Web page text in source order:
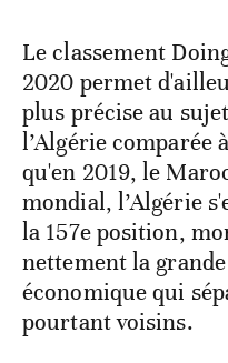
Le classement
2020 permet
plus précise au
l’Algérie comparée
qu'en 2019, le
mondial, l’Algérie
la 157e position,
nettement la
économique qui
pourtant voisins.